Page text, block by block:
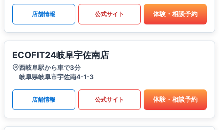
店舗情報 公式サイト 体験・相談予約
ECOFIT24岐阜宇佐南店
西岐阜駅から車で3分
岐阜県岐阜市宇佐南4-1-3
店舗情報 公式サイト 体験・相談予約